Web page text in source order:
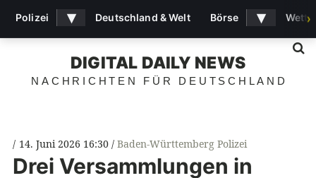
DIGITAL DAILY NEWS
NACHRICHTEN FÜR DEUTSCHLAND
14. Juni 2026 16:30 Baden-Württemberg Polizei
Drei Versammlungen in
Polizei ▾ Deutschland & Welt Börse ▾ ›